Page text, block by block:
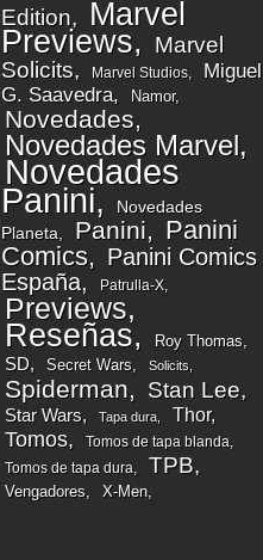
Edition
Marvel
Previews
Marvel
Solicits
Marvel Studios
Miguel
G. Saavedra
Namor
Novedades
Novedades Marvel
Novedades
Panini
Novedades
Planeta
Panini
Panini
Comics
Panini Comics
España
Patrulla-X
Previews
Reseñas Roy Thomas
SD Secret Wars Solicits
Spiderman Stan Lee
Star Wars Tapa dura Thor
Tomos
Tomos de tapa blanda
Tomos de tapa dura
TPB
Vengadores X-Men